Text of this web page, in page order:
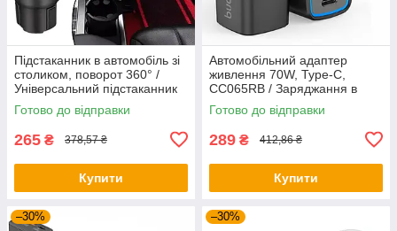
Підстаканник в автомобіль зі
столиком, поворот 360° /
Універсальний підстаканник
автомобільний / Піднос з
подвійним підстаканником
Готово до відправки
265 ₴ 378,57 ₴
Купити
Автомобільний адаптер
живлення 70W, Type-C,
CC065RB / Заряджання в
прикурювачі / Заряджання
для телефону в машину
Готово до відправки
289 ₴ 412,86 ₴
Купити
–30% –30%